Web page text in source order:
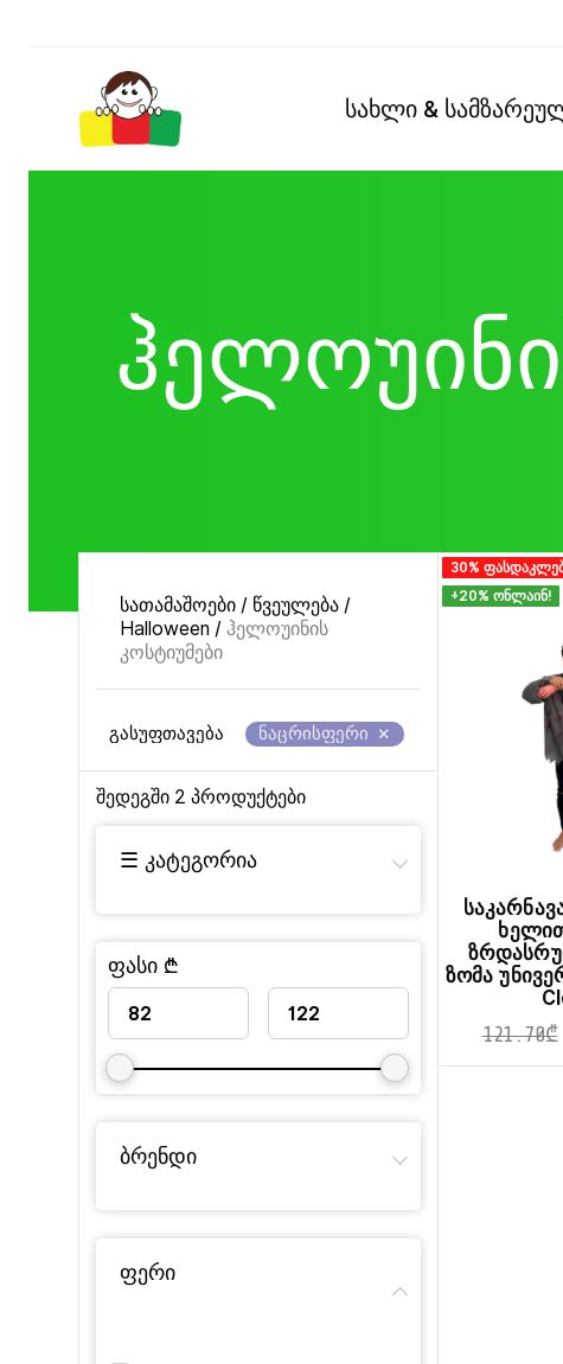
სახლი &
სათამაშოები/ წვეულება/
Halloween / ჰელოუინის
კოსტიუმები
გასუფთავება ნაცრისფერი ×
შედეგში 2 პროდუქტები
☰ კატეგორია
ფასი ₾
ბრენდი
ფერი
30%
+20% ონლაინ!
ზომა
121.70₾